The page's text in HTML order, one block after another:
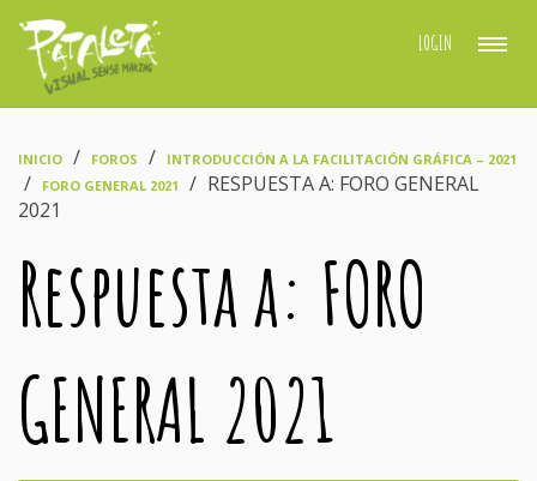
LOGIN
INICIO FOROS INTRODUCCIÓN A LA FACILITACIÓN GRÁFICA – 2021
FORO GENERAL 2021
RESPUESTA A: FORO GENERAL
2021
Respuesta a: FORO
GENERAL 2021